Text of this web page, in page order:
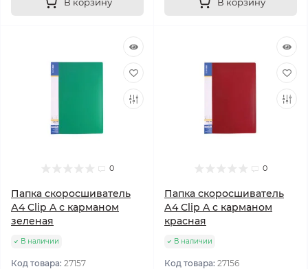
0
Папка скоросшиватель
А4 Clip A с карманом
зеленая
В наличии
Код товара: 27157
0
Папка скоросшиватель
А4 Clip A с карманом
красная
В наличии
Код товара: 27156